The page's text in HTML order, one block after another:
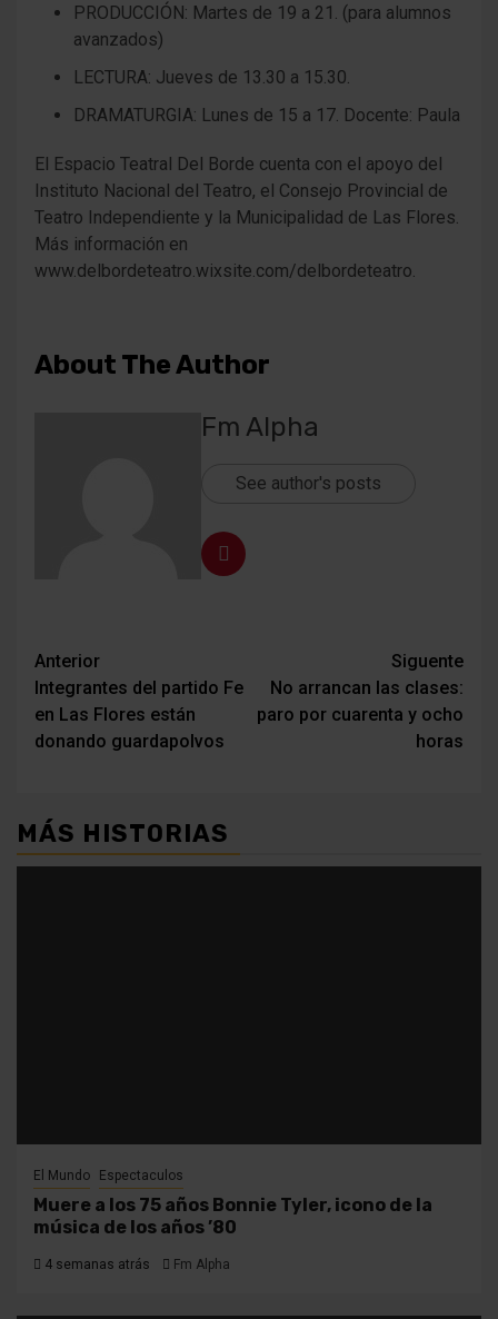
PRODUCCIÓN: Martes de 19 a 21. (para alumnos
avanzados)
LECTURA: Jueves de 13.30 a 15.30.
DRAMATURGIA: Lunes de 15 a 17. Docente: Paula
El Espacio Teatral Del Borde cuenta con el apoyo del
Instituto Nacional del Teatro, el Consejo Provincial de
Teatro Independiente y la Municipalidad de Las Flores.
Más información en
www.delbordeteatro.wixsite.com/delbordeteatro.
About The Author
Fm Alpha
See author's posts
Navegación
de
entradas
Anterior
Integrantes del partido Fe
en Las Flores están
donando guardapolvos
Siguente
No arrancan las clases:
paro por cuarenta y ocho
horas
MÁS HISTORIAS
El Mundo Espectaculos
Muere a los 75 años Bonnie Tyler, icono de la
música de los años ’80
4 semanas atrás Fm Alpha